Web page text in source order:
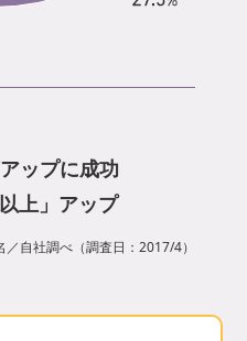
めにやるべきこと
プ
本戦略
ンス・起業
ップに成功
上」アップ
自社調べ（調査日：2017/4）